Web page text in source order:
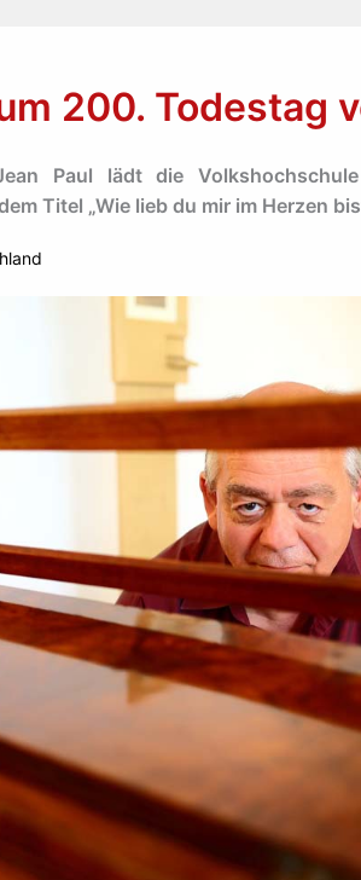
200. Todestag
Paul lädt die
Titel „Wie lieb du mir im Herzen